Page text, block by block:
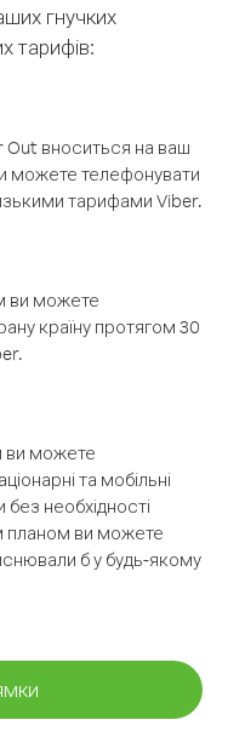
гнучких
тарифів:
вноситься на ваш
можете телефонувати
тарифами Viber.
ви можете
країну протягом 30
ви можете
та мобільні
необхідності
планом ви можете
б у будь-якому